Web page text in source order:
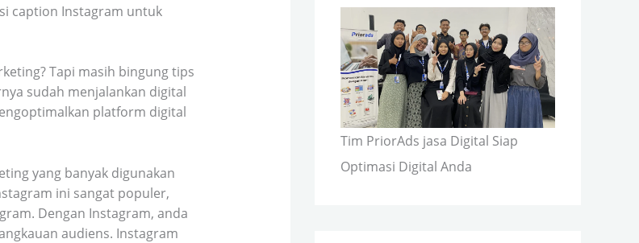
caption Instagram untuk
Tapi masih bingung tips
sudah menjalankan digital
platform digital
yang banyak digunakan
ini sangat populer,
Dengan Instagram, anda
audiens. Instagram
Tim PriorAds jasa Digital Siap
Optimasi Digital Anda